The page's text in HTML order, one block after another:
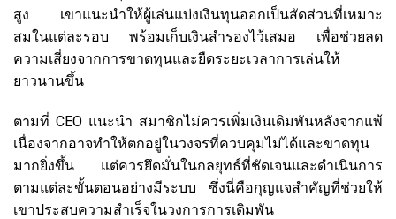
สูง เขาแนะนำให้ผู้เล่นแบ่งเงินทุนออกเป็นสัดส่วนที่เหมาะ
สมในแต่ละรอบ พร้อมเก็บเงินสำรองไว้เสมอ เพื่อช่วยลด
ความเสี่ยงจากการขาดทุนและยืดระยะเวลาการเล่นให้
ยาวนานขึ้น
ตามที่ CEO แนะนำ สมาชิกไม่ควรเพิ่มเงินเดิมพันหลังจากแพ้
เนื่องจากอาจทำให้ตกอยู่ในวงจรที่ควบคุมไม่ได้และขาดทุน
มากยิ่งขึ้น แต่ควรยึดมั่นในกลยุทธ์ที่ชัดเจนและดำเนินการ
ตามแต่ละขั้นตอนอย่างมีระบบ ซึ่งนี่คือกุญแจสำคัญที่ช่วยให้
เขาประสบความสำเร็จในวงการการเดิมพัน